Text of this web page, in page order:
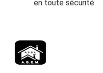
en toute sécurité